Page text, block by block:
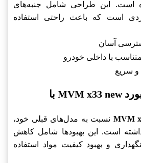
است. این طراحی شامل جنبه‌های
است که باعث راحتی استفاده
آسان
با داخلی خودرو
و سریع
مقایسه جعبه داشبورد MVM x33 new با
MVM نسبت به مدل‌های قبلی خود،
است. این بهبودها شامل کاهش
و بهبود کیفیت مواد استفاده